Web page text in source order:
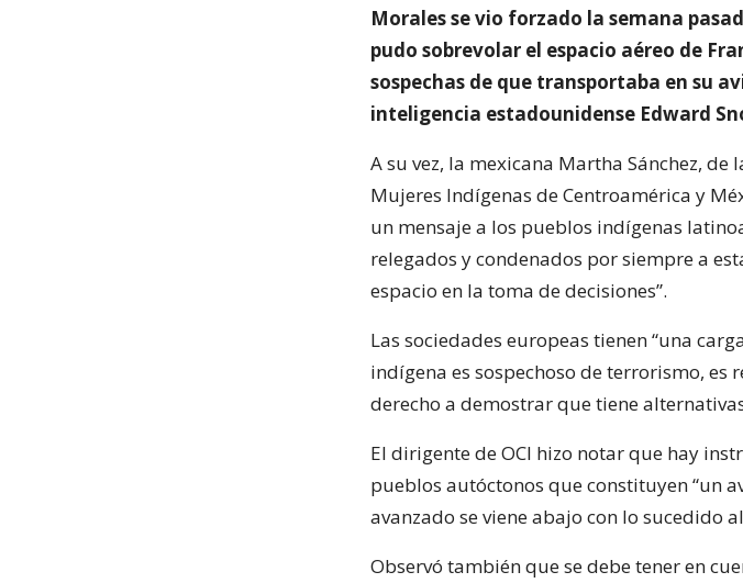
Morales se vio forzado la semana
pudo sobrevolar el espacio aéreo de
sospechas de que transportaba en su
inteligencia estadounidense Edward
A su vez, la mexicana Martha Sánchez,
Mujeres Indígenas de Centroamérica y
un mensaje a los pueblos indígenas
relegados y condenados por siempre a
espacio en la toma de decisiones”.
Las sociedades europeas tienen “una
indígena es sospechoso de terrorismo, es
derecho a demostrar que tiene
El dirigente de OCI hizo notar que hay
pueblos autóctonos que constituyen “un
avanzado se viene abajo con lo sucedido
Observó también que se debe tener en